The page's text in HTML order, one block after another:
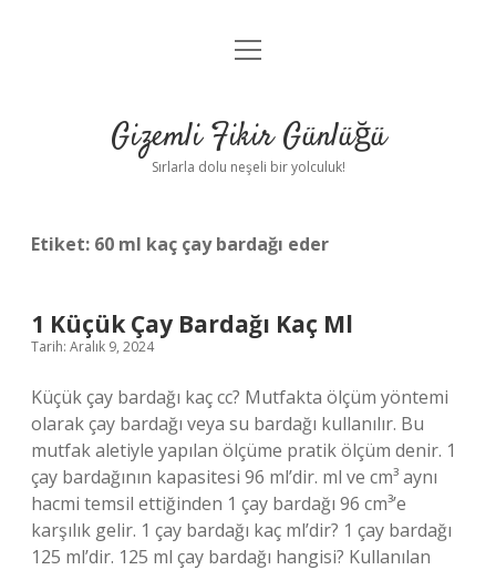
Anasayfa
Yasal Uyarı
menüyü
Gizemli Fikir Günlüğü
Sırlarla dolu neşeli bir yolculuk!
Etiket: 60 ml kaç çay bardağı eder
1 Küçük Çay Bardağı Kaç Ml
Tarih: Aralık 9, 2024
Küçük çay bardağı kaç cc? Mutfakta ölçüm yöntemi
olarak çay bardağı veya su bardağı kullanılır. Bu
mutfak aletiyle yapılan ölçüme pratik ölçüm denir. 1
çay bardağının kapasitesi 96 ml’dir. ml ve cm³ aynı
hacmi temsil ettiğinden 1 çay bardağı 96 cm³’e
karşılık gelir. 1 çay bardağı kaç ml’dir? 1 çay bardağı
125 ml’dir. 125 ml çay bardağı hangisi? Kullanılan